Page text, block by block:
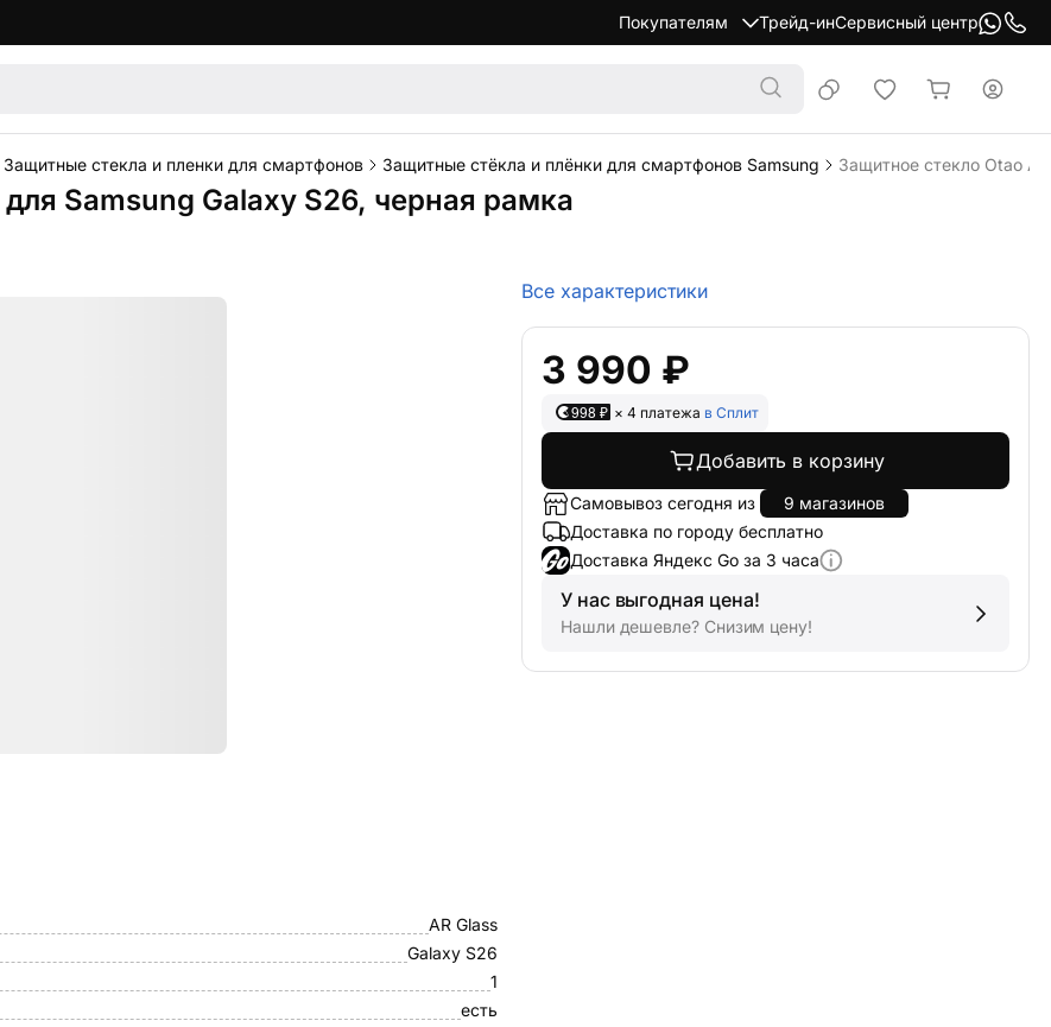
Покупателям Трейд-инСервисный центр
Защитные стекла и пленки для смартфонов Защитные стёкла и плёнки для смартфонов Samsung Защитное стекло Otao
Samsung Galaxy S26, черная рамка
AR Glass
Galaxy S26
1
есть
3 990 ₽
998 ₽× 4 платежа
Добавить в корзину
Самовывоз сегодня из
9 магазинов
Доставка по городу бесплатно
Доставка Яндекс Go за 3 часа
У нас выгодная цена!
Нашли дешевле? Снизим цену!